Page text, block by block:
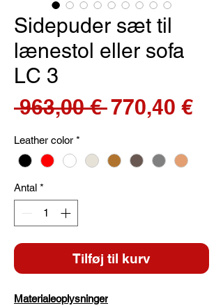
Sidepuder sæt til
lænestol eller sofa
LC 3
963,00 € Regulær
770,40 €
Leather color *
Antal *
Tilføj til kurv
Materialeoplysninger